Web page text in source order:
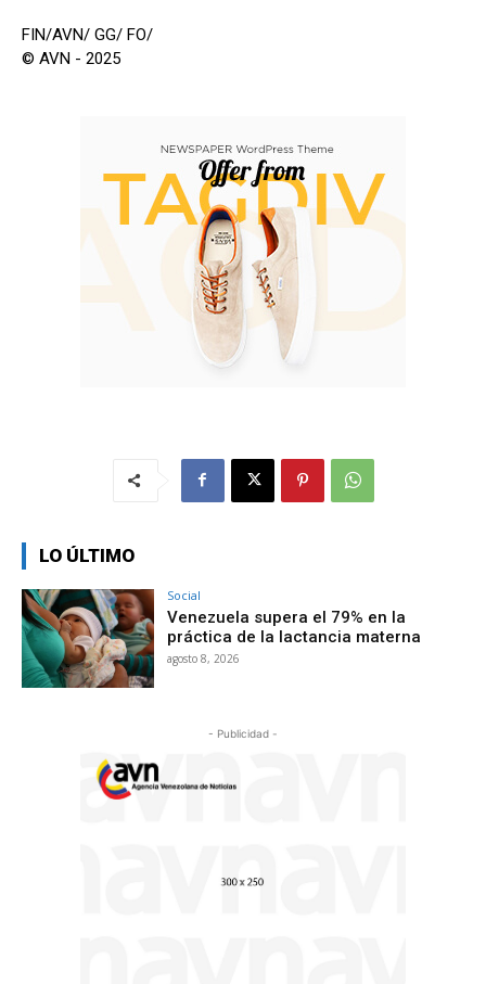
FIN/AVN/ GG/ FO/
© AVN - 2025
LO ÚLTIMO
Social
Venezuela supera el 79% en la
práctica de la lactancia materna
agosto 8, 2026
- Publicidad -